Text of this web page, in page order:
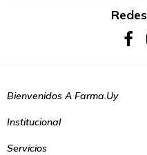
Bienvenidos A Farma.uy
Institucional
Servicios